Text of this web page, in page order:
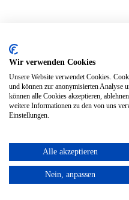
Wir verwenden Cookies
Unsere Website verwendet Cookies.
und können zur anonymisierten Analyse
können alle Cookies akzeptieren,
weitere Informationen zu den von uns
Einstellungen.
Alle akzeptieren
Nein, anpassen